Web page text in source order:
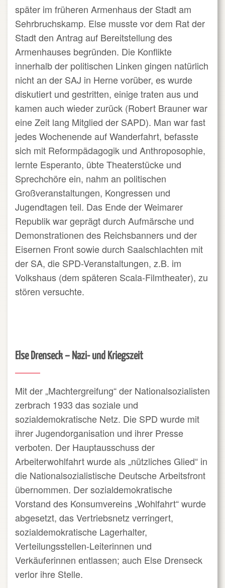
später im früheren Armenhaus der Stadt am
Sehrbruchskamp. Else musste vor dem Rat der
Stadt den Antrag auf Bereitstellung des
Armenhauses begründen. Die Konflikte
innerhalb der politischen Linken gingen natürlich
nicht an der SAJ in Herne vorüber, es wurde
diskutiert und gestritten, einige traten aus und
kamen auch wieder zurück (Robert Brauner war
eine Zeit lang Mitglied der SAPD). Man war fast
jedes Wochenende auf Wanderfahrt, befasste
sich mit Reformpädagogik und Anthroposophie,
lernte Esperanto, übte Theaterstücke und
Sprechchöre ein, nahm an politischen
Großveranstaltungen, Kongressen und
Jugendtagen teil. Das Ende der Weimarer
Republik war geprägt durch Aufmärsche und
Demonstrationen des Reichsbanners und der
Eisernen Front sowie durch Saalschlachten mit
der SA, die SPD-Veranstaltungen, z.B. im
Volkshaus (dem späteren Scala-Filmtheater), zu
stören versuchte.
Else Drenseck – Nazi- und Kriegszeit
Mit der „Machtergreifung“ der Nationalsozialisten
zerbrach 1933 das soziale und
sozialdemokratische Netz. Die SPD wurde mit
ihrer Jugendorganisation und ihrer Presse
verboten. Der Hauptausschuss der
Arbeiterwohlfahrt wurde als „nützliches Glied“ in
die Nationalsozialistische Deutsche Arbeitsfront
übernommen. Der sozialdemokratische
Vorstand des Konsumvereins „Wohlfahrt“ wurde
abgesetzt, das Vertriebsnetz verringert,
sozialdemokratische Lagerhalter,
Verteilungsstellen-Leiterinnen und
Verkäuferinnen entlassen; auch Else Drenseck
verlor ihre Stelle.